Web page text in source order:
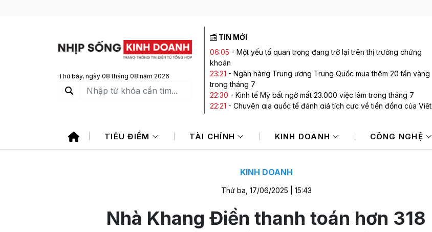
Thứ bảy, ngày 08 tháng 08 năm 2026
TIN MỚI
06:05 - Một yếu tố quan trọng đang trở lại trên thị trường chứng
khoán
23:21 - Ngân hàng Trung ương Trung Quốc mua thêm 20 tấn vàng
trong tháng 7
22:30 - Kinh tế Mỹ bất ngờ mất 23.000 việc làm trong tháng 7
22:21 - Chuyên gia quốc tế đánh giá tích cực về tiền đồng của Việt
21:20- VIX sắp phát hành gần 123 triệu cổ phiếu trả cổ tức
TIÊU ĐIỂM TÀI CHÍNH KINH DOANH CÔNG NGHỆ
KINH DOANH
Thứ ba, 17/06/2025 | 15:43
Nhà Khang Điền thanh toán hơn 318